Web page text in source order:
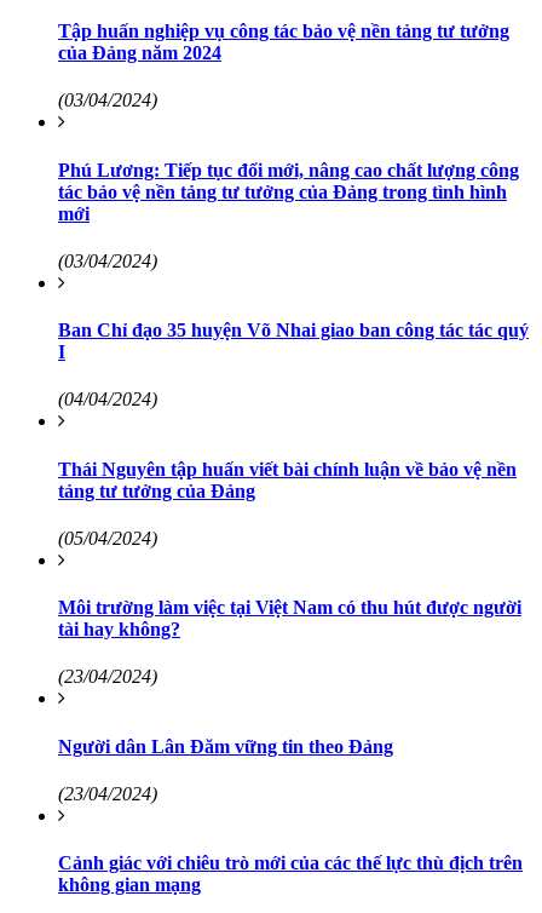
Tập huấn nghiệp vụ công tác bảo vệ nền tảng tư tưởng
của Đảng năm 2024
(03/04/2024)
Phú Lương: Tiếp tục đổi mới, nâng cao chất lượng công
tác bảo vệ nền tảng tư tưởng của Đảng trong tình hình
mới
(03/04/2024)
Ban Chỉ đạo 35 huyện Võ Nhai giao ban công tác tác quý
I
(04/04/2024)
Thái Nguyên tập huấn viết bài chính luận về bảo vệ nền
tảng tư tưởng của Đảng
(05/04/2024)
Môi trường làm việc tại Việt Nam có thu hút được người
tài hay không?
(23/04/2024)
Người dân Lân Đăm vững tin theo Đảng
(23/04/2024)
Cảnh giác với chiêu trò mới của các thế lực thù địch trên
không gian mạng